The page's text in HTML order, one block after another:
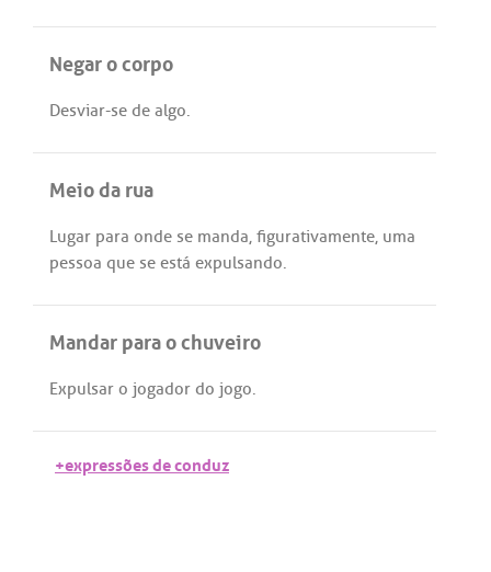
Negar o corpo
Desviar-se de algo.
Meio da rua
Lugar para onde se manda, figurativamente, uma
pessoa que se está expulsando.
Mandar para o chuveiro
Expulsar o jogador do jogo.
+expressões de conduz